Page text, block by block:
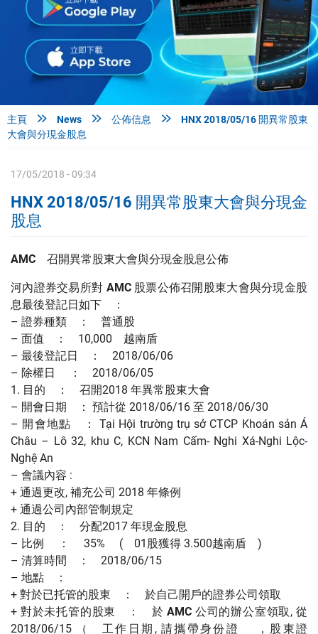
主頁  News  公佈信息 
HNX 2018/05/16 開異常股東
大會與分現金股息
17/05/2018 - 09:34
HNX 2018/05/16 開異常股東大會與分現金
股息
AMC 召開異常股東大會與分現金股息公佈
河內證券交易所對 AMC股票公佈召開股東大會與分現金股
息最後登記日如下 ：
– 證券種類 ： 普通股
– 面值 ： 10,000 越南盾
– 最後登記日 ： 2018/06/06
– 除權日 ： 2018/06/05
1. 目的 ： 召開2018 年異常股東大會
– 開會日期 ： 預計從 2018/06/16 至 2018/06/30
– 開會地點 ： Tại Hội trường trụ sở CTCP Khoán sản Á
Châu – Lô 32, khu C, KCN Nam Cấm- Nghi Xá-Nghi Lộc-
Nghệ An
– 會議內容 :
+ 通過更改, 補充公司 2018 年條例
+ 通過公司內部管制規定
2. 目的 ： 分配2017 年現金股息
– 比例 ： 35% ( 01股獲得 3.500越南盾 )
– 清算時間 ： 2018/06/15
– 地點 ：
+ 對於已托管的股東 ： 於自己開戶的證券公司領取
+ 對於未托管的股東 ： 於AMC 公司的辦公室領取, 從
2018/06/15 （ 工作日期, 請攜帶身份證 ，股東證